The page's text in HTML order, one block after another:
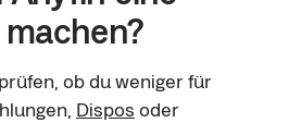
ob du weniger für
Dispos oder